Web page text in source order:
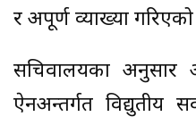
र अपूर्ण व्याख्या
सचिवालयका अनुसार
ऐनअन्तर्गत विद्युतीय